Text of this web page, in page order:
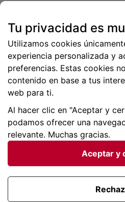
Más de 2 millones de descargas
Condiciones generales |
Viajes para ti SLU Copyright ©
Tu privacidad es
Utilizamos cookies
experiencia personalizada y
preferencias. Estas cookies
contenido en base a tus
web para ti.
Al hacer clic en "Aceptar y
podamos ofrecer una
relevante. Muchas gracias.
Aceptar y